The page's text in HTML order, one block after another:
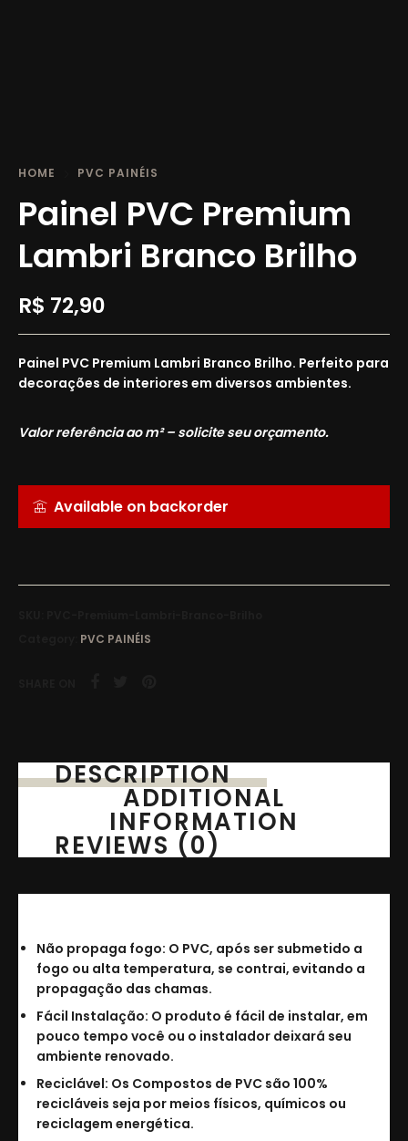
HOME PVC PAINÉIS
Painel PVC Premium
Lambri Branco Brilho
R$ 72,90
Painel PVC Premium Lambri Branco Brilho. Perfeito para
decorações de interiores em diversos ambientes.
Valor referência ao m² – solicite seu orçamento.
Available on backorder
PVC PAINÉIS
DESCRIPTION
ADDITIONAL
INFORMATION
REVIEWS (0)
Não propaga fogo: O PVC, após ser submetido a
fogo ou alta temperatura, se contrai, evitando a
propagação das chamas.
Fácil Instalação: O produto é fácil de instalar, em
pouco tempo você ou o instalador deixará seu
ambiente renovado.
Reciclável: Os Compostos de PVC são 100%
recicláveis seja por meios físicos, químicos ou
reciclagem energética.